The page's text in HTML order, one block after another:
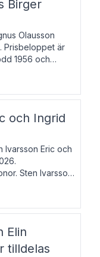
Birger
Olausson
Prisbeloppet är
1956 och
och
un
och Ingrid
Ivarsson Eric och
Sten Ivarsson,
har han på
Elin
tilldelas